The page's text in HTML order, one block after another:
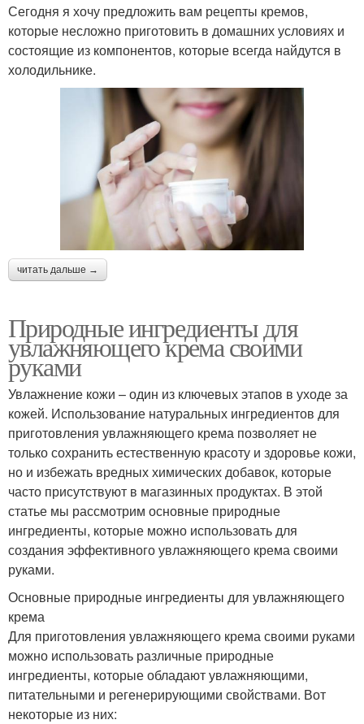
Сегодня я хочу предложить вам рецепты кремов,
которые несложно приготовить в домашних условиях и
состоящие из компонентов, которые всегда найдутся в
холодильнике.
читать дальше →
Природные ингредиенты для
увлажняющего крема своими
руками
Увлажнение кожи – один из ключевых этапов в уходе за
кожей. Использование натуральных ингредиентов для
приготовления увлажняющего крема позволяет не
только сохранить естественную красоту и здоровье кожи,
но и избежать вредных химических добавок, которые
часто присутствуют в магазинных продуктах. В этой
статье мы рассмотрим основные природные
ингредиенты, которые можно использовать для
создания эффективного увлажняющего крема своими
руками.
Основные природные ингредиенты для увлажняющего
крема
Для приготовления увлажняющего крема своими руками
можно использовать различные природные
ингредиенты, которые обладают увлажняющими,
питательными и регенерирующими свойствами. Вот
некоторые из них: